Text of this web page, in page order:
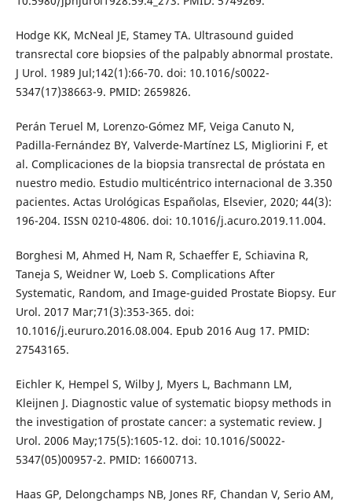
Hodge KK, McNeal JE, Stamey TA. Ultrasound guided
transrectal core biopsies of the palpably abnormal prostate.
J Urol. 1989 Jul;142(1):66-70. doi: 10.1016/s0022-
5347(17)38663-9. PMID: 2659826.
Perán Teruel M, Lorenzo-Gómez MF, Veiga Canuto N,
Padilla-Fernández BY, Valverde-Martínez LS, Migliorini F, et
al. Complicaciones de la biopsia transrectal de próstata en
nuestro medio. Estudio multicéntrico internacional de 3.350
pacientes. Actas Urológicas Españolas, Elsevier, 2020; 44(3):
196-204. ISSN 0210-4806. doi: 10.1016/j.acuro.2019.11.004.
Borghesi M, Ahmed H, Nam R, Schaeffer E, Schiavina R,
Taneja S, Weidner W, Loeb S. Complications After
Systematic, Random, and Image-guided Prostate Biopsy. Eur
Urol. 2017 Mar;71(3):353-365. doi:
10.1016/j.eururo.2016.08.004. Epub 2016 Aug 17. PMID:
27543165.
Eichler K, Hempel S, Wilby J, Myers L, Bachmann LM,
Kleijnen J. Diagnostic value of systematic biopsy methods in
the investigation of prostate cancer: a systematic review. J
Urol. 2006 May;175(5):1605-12. doi: 10.1016/S0022-
5347(05)00957-2. PMID: 16600713.
Haas GP, Delongchamps NB, Jones RF, Chandan V, Serio AM,